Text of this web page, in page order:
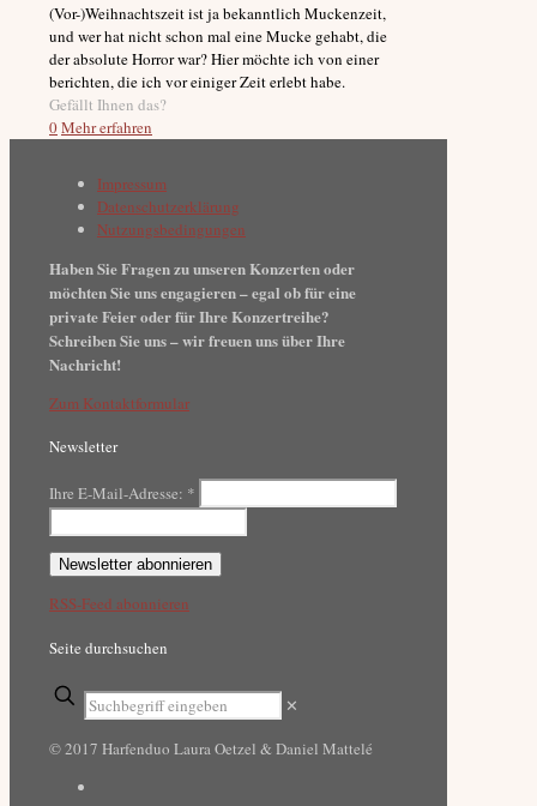
(Vor-)Weihnachtszeit ist ja bekanntlich Muckenzeit,
und wer hat nicht schon mal eine Mucke gehabt, die
der absolute Horror war? Hier möchte ich von einer
berichten, die ich vor einiger Zeit erlebt habe.
Gefällt Ihnen das?
0Mehr erfahren
Impressum
Datenschutzerklärung
Nutzungsbedingungen
Haben Sie Fragen zu unseren Konzerten oder
möchten Sie uns engagieren – egal ob für eine
private Feier oder für Ihre Konzertreihe?
Schreiben Sie uns – wir freuen uns über Ihre
Nachricht!
Zum Kontaktformular
Newsletter
Ihre E-Mail-Adresse: *
RSS-Feed abonnieren
Seite durchsuchen
✕
© 2017 Harfenduo Laura Oetzel & Daniel Mattelé